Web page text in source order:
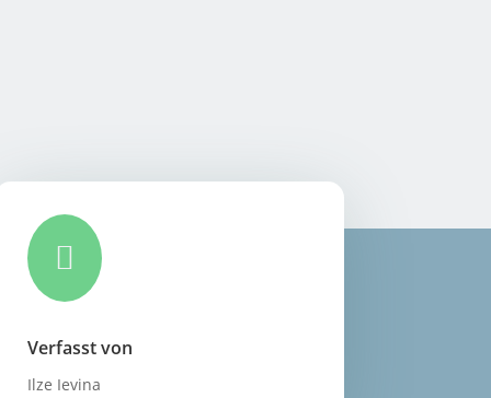

Verfasst von
Ilze Ievina